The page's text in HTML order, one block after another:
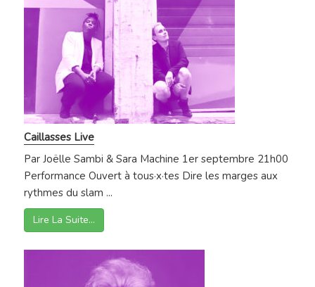
Caillasses Live
Par Joëlle Sambi & Sara Machine 1er septembre 21h00
Performance Ouvert à tous·x·tes Dire les marges aux
rythmes du slam ...
Lire La Suite…